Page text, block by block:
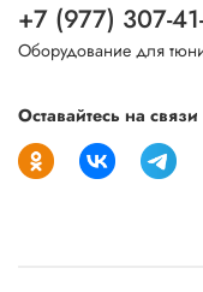
+7 (977) 307-
Оборудование для
Оставайтесь на связи